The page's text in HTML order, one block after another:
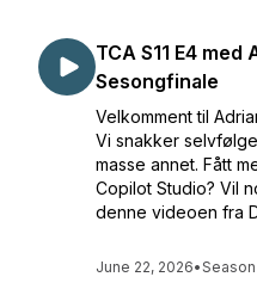
TCA S11 E4
Sesongfinale
Velkomment til
Vi snakker
masse annet. Fått
Copilot Studio? Vil
denne videoen fra
June 22, 2026•Season